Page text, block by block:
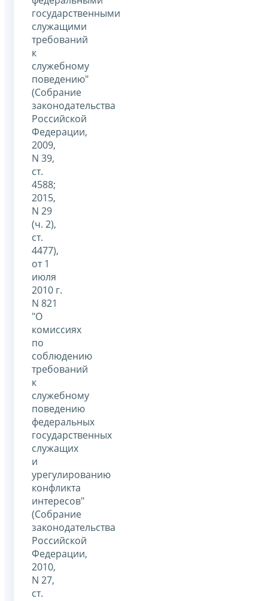
государственными
служащими
требований
к
служебному
поведению"
(Собрание
законодательства
Российской
Федерации,
2009,
N 39,
ст.
4588;
2015,
N 29
(ч. 2),
ст.
4477),
от 1
июля
2010 г.
N 821
"О
комиссиях
по
соблюдению
требований
к
служебному
поведению
федеральных
государственных
служащих
и
урегулированию
конфликта
интересов"
(Собрание
законодательства
Российской
Федерации,
2010,
N 27,
ст.